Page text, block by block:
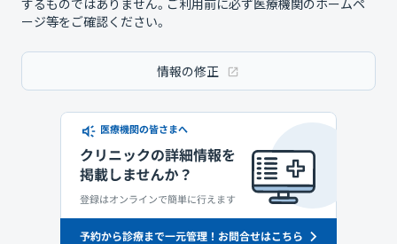
するものではありません。ご利用前に必ず医療機関のホームペ
ージ等をご確認ください。
情報の修正